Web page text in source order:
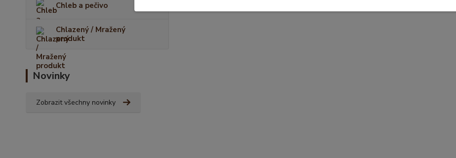
Chleb a pečivo
Chlazený / Mražený
produkt
Novinky
Zobrazit všechny novinky